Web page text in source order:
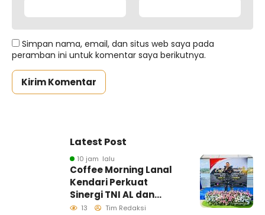
Simpan nama, email, dan situs web saya pada
peramban ini untuk komentar saya berikutnya.
Latest Post
10 jam lalu
Coffee Morning Lanal
Kendari Perkuat
Sinergi TNI AL dan
Insan Pers Wujudkan
13 Tim Redaksi